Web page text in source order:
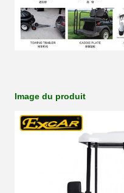
Image du produit